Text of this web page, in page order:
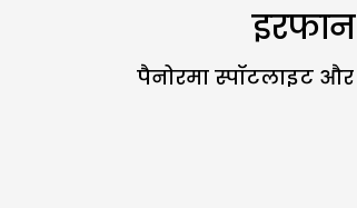
पैनोरमा स्पॉटलाइट